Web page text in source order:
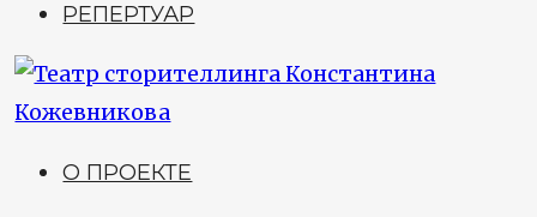
РЕПЕРТУАР
О ПРОЕКТЕ